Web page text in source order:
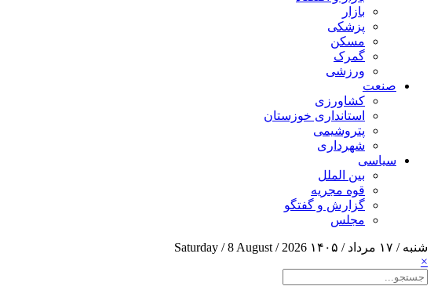
بازار
پزشکی
مسکن
گمرک
ورزشی
صنعت
کشاورزی
استانداری خوزستان
پتروشیمی
شهرداری
سیاسی
بین الملل
قوه مجریه
گزارش و گفتگو
مجلس
شنبه / ۱۷ مرداد / ۱۴۰۵
Saturday / 8 August / 2026
×